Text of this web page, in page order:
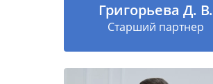
Григорьева Д. В.
Старший партнер